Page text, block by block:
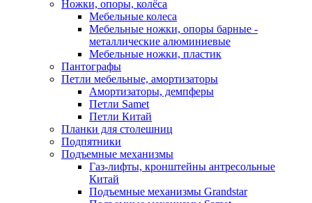
Ножки, опоры, колёса
Мебельные колеса
Мебельные ножки, опоры барные -
металлические алюминиевые
Мебельные ножки, пластик
Пантографы
Петли мебельные, амортизаторы
Амортизаторы, демпферы
Петли Samet
Петли Китай
Планки для столешниц
Подпятники
Подъемные механизмы
Газ-лифты, кронштейны антресольные
Китай
Подъемные механизмы Grandstar